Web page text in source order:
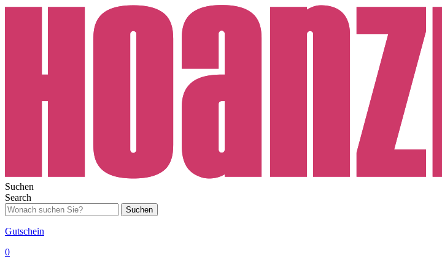
Suchen
Search
Suchen
Gutschein
0